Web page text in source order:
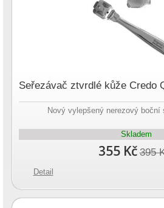
Seřezávač ztvrdlé kůže Credo
Nový vylepšený nerezový boční
Skladem
355 Kč 395
Detail